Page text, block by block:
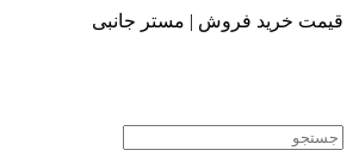
قیمت خرید فروش | مستر جانبی